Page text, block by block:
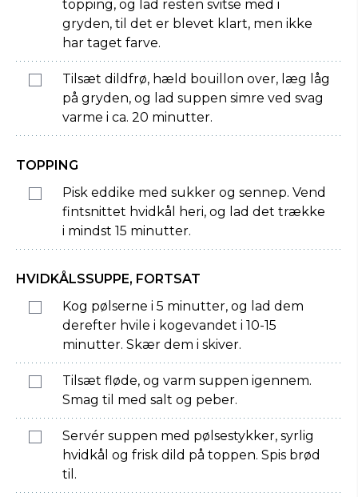
topping, og lad resten svitse med i
gryden, til det er blevet klart, men ikke
har taget farve.
Tilsæt dildfrø, hæld bouillon over, læg låg
på gryden, og lad suppen simre ved svag
varme i ca. 20 minutter.
TOPPING
Pisk eddike med sukker og sennep. Vend
fintsnittet hvidkål heri, og lad det trække
i mindst 15 minutter.
HVIDKÅLSSUPPE, FORTSAT
Kog pølserne i 5 minutter, og lad dem
derefter hvile i kogevandet i 10-15
minutter. Skær dem i skiver.
Tilsæt fløde, og varm suppen igennem.
Smag til med salt og peber.
Servér suppen med pølsestykker, syrlig
hvidkål og frisk dild på toppen. Spis brød
til.